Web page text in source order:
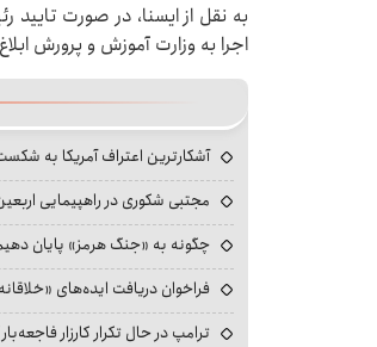
به نقل از ایسنا، در صورت
اجرا به وزارت آموزش و پرورش
آشکارترین اعتراف آمریکا به شکست
مجتبی شکوری در راهپیمایی
چگونه به «جنگ هرمز» پایان
فراخوان دریافت ایده‌های
ترامپ در حال تکرار کارزار